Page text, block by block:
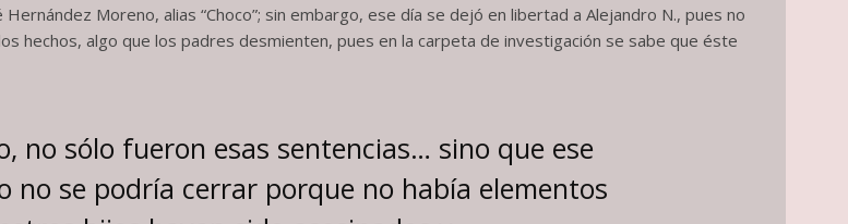
Hernández Moreno, alias “Choco”; sin embargo, ese día se dejó en libertad a Alejandro N., pues no
hechos, algo que los padres desmienten, pues en la carpeta de investigación se sabe que éste
no sólo fueron esas sentencias… sino que ese
no se podría cerrar porque no había elementos